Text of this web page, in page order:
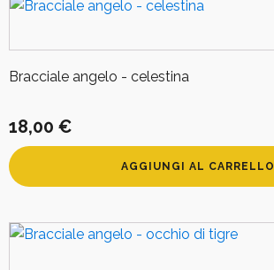
Bracciale angelo - celestina
18,00 €
AGGIUNGI AL CARRELLO